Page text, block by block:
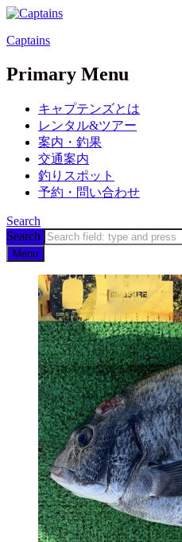
Captains
Primary Menu
キャプテンズとは
レンタル&ツアー
案内・釣果
交通案内
釣りスポット
予約・問い合わせ
Search
Search
Menu